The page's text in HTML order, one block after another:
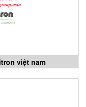
việt nam